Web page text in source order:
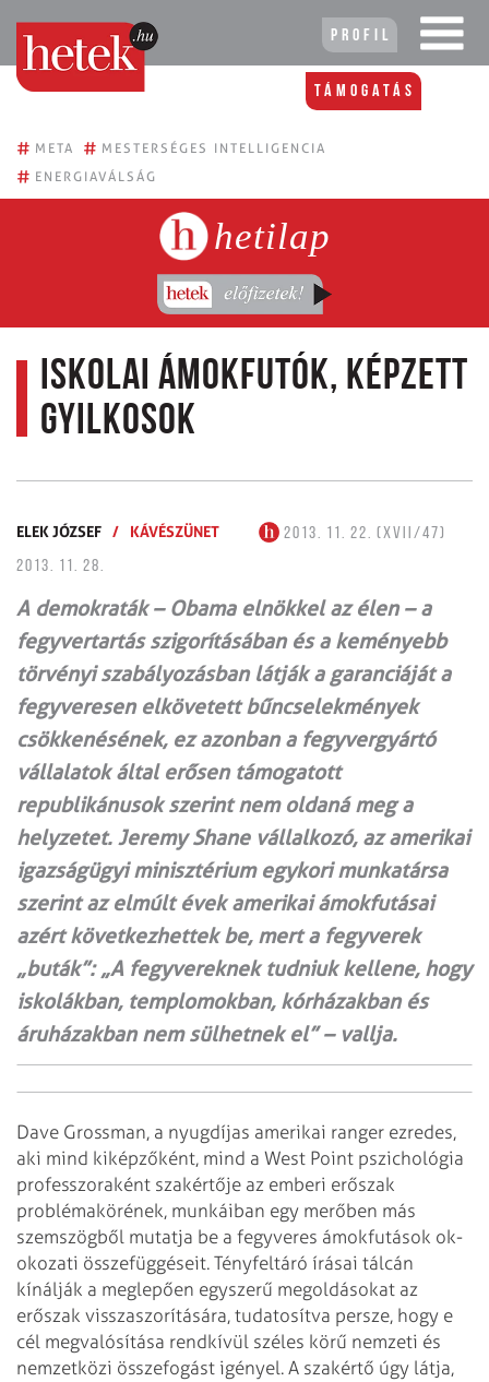
Profil
Támogatás
# META # MESTERSÉGES INTELLIGENCIA
# ENERGIAVÁLSÁG
hetilap
Iskolai ámokfutók, képzett
gyilkosok
ELEK JÓZSEF / KÁVÉSZÜNET
2013. 11. 22. (XVII/47)
2013. 11. 28.
A demokraták – Obama elnökkel az élen – a
fegyvertartás szigorításában és a keményebb
törvényi szabályozásban látják a garanciáját a
fegyveresen elkövetett bűncselekmények
csökkenésének, ez azonban a fegyvergyártó
vállalatok által erősen támogatott
republikánusok szerint nem oldaná meg a
helyzetet. Jeremy Shane vállalkozó, az amerikai
igazságügyi minisztérium egykori munkatársa
szerint az elmúlt évek amerikai ámokfutásai
azért következhettek be, mert a fegyverek
„buták”: „A fegyvereknek tudniuk kellene, hogy
iskolákban, templomokban, kórházakban és
áruházakban nem sülhetnek el” – vallja.
Dave Grossman, a nyugdíjas amerikai ranger ezredes,
aki mind kiképzőként, mind a West Point pszichológia
professzoraként szakértője az emberi erőszak
problémakörének, munkáiban egy merőben más
szemszögből mutatja be a fegyveres ámokfutások ok-
okozati összefüggéseit. Tényfeltáró írásai tálcán
kínálják a meglepően egyszerű megoldásokat az
erőszak visszaszorítására, tudatosítva persze, hogy e
cél megvalósítása rendkívül széles körű nemzeti és
nemzetközi összefogást igényel. A szakértő úgy látja,